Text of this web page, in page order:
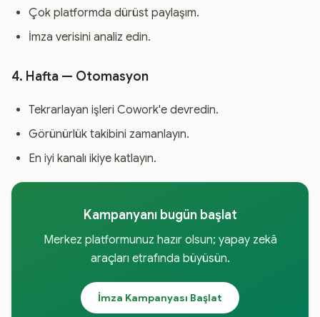
Çok platformda dürüst paylaşım.
İmza verisini analiz edin.
4. Hafta — Otomasyon
Tekrarlayan işleri Cowork'e devredin.
Görünürlük takibini zamanlayın.
En iyi kanalı ikiye katlayın.
Kampanyanı bugün başlat
Merkez platformunuz hazır olsun; yapay zekâ
araçları etrafında büyüsün.
İmza Kampanyası Başlat